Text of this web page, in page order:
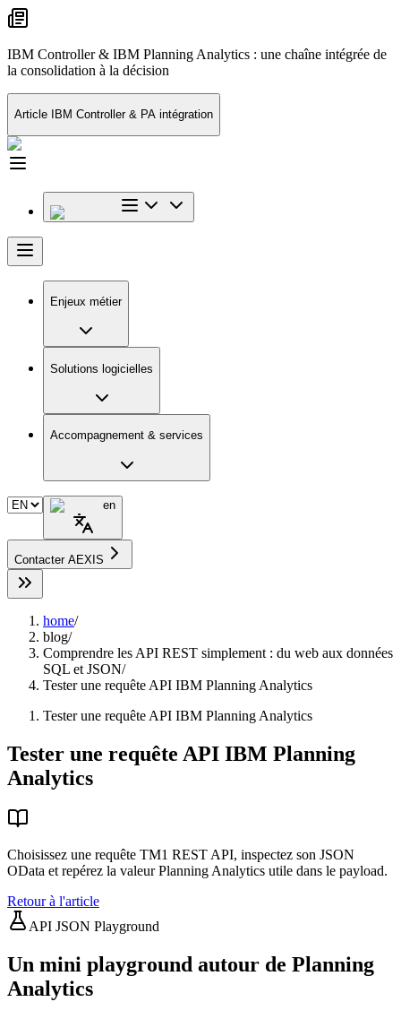
IBM Controller & IBM Planning Analytics : une chaîne intégrée de
la consolidation à la décision
Article IBM Controller & PA intégration
Enjeux métier
Solutions logicielles
Accompagnement & services
en
Contacter AEXIS
home/
blog/
Comprendre les API REST simplement : du web aux données
SQL et JSON/
Tester une requête API IBM Planning Analytics
Tester une requête API IBM Planning Analytics
Tester une requête API IBM Planning
Analytics
Choisissez une requête TM1 REST API, inspectez son JSON
OData et repérez la valeur Planning Analytics utile dans le payload.
Retour à l'article
API JSON Playground
Un mini playground autour de Planning
Analytics